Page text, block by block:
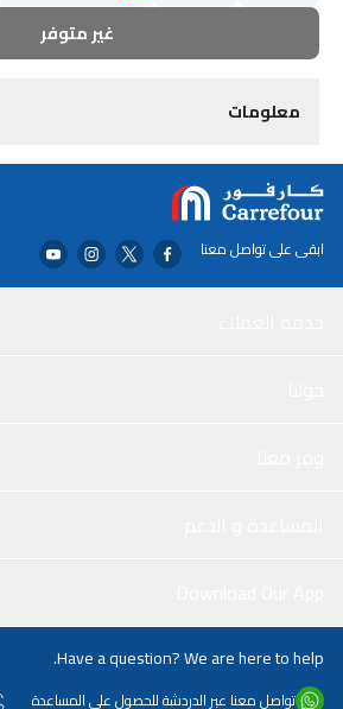
غير متوفر
معلومات
ابقى على تواصل معنا
Have a question? We are here to help.
تواصل معنا عبر الدردشة للحصول على المساعدة